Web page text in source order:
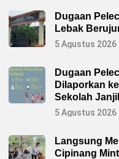
Dugaan
Lebak
5 Agustus 2026
Dugaan
Dilaporkan
Sekolah
5 Agustus 2026
Langsung
Cipinang